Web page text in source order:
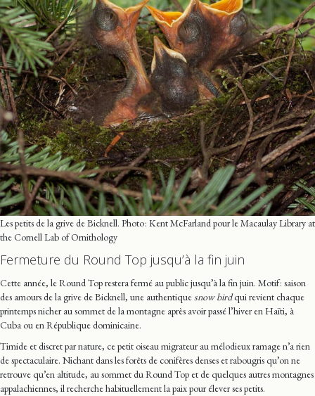
Les petits de la grive de Bicknell. Photo : Kent McFarland pour le Macaulay Library at
the Cornell Lab of Ornithology
Fermeture du Round Top jusqu’à la fin juin
Cette année, le Round Top restera fermé au public jusqu’à la fin juin. Motif : saison
des amours de la grive de Bicknell, une authentiquesnow birdqui revient chaque
printemps nicher au sommet de la montagne après avoir passé l’hiver en Haïti, à
Cuba ou en République dominicaine.
Timide et discret par nature, ce petit oiseau migrateur au mélodieux ramage n’a rien
de spectaculaire. Nichant dans les forêts de conifères denses et rabougris qu’on ne
retrouve qu’en altitude, au sommet du Round Top et de quelques autres montagnes
appalachiennes, il recherche habituellement la paix pour élever ses petits.